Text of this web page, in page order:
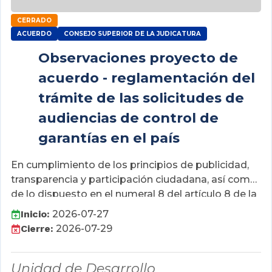
CERRADO
ACUERDO
CONSEJO SUPERIOR DE LA JUDICATURA
Observaciones proyecto de
acuerdo - reglamentación del
trámite de las solicitudes de
audiencias de control de
garantías en el país
En cumplimiento de los principios de publicidad,
transparencia y participación ciudadana, así como
de lo dispuesto en el numeral 8 del artículo 8 de la
Ley 1437 de 2011, la Ley 1712 de 2014, en armonía
con lo dispuesto en el artículo 109 de la Ley 270 de
1996 modificado por el artículo 52 de la Ley 2430
de 2024, el PCSJA17-10672 de 2017, la Circular
PCSJC26-29 del 14 de julio de 2026, y la Resolución
Inicio: 2026-07-27
Cierre: 2026-07-29
Unidad de Desarrollo